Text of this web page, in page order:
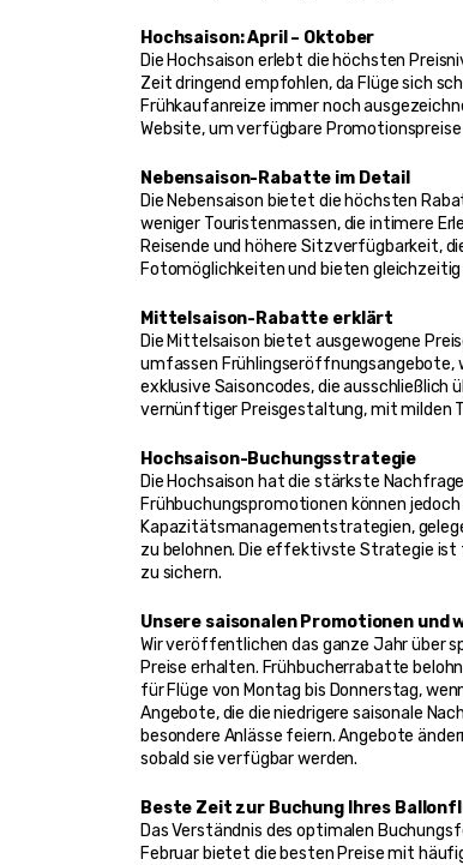
Hochsaison: April – Oktober
Die Hochsaison erlebt die höchsten
Zeit dringend empfohlen, da Flüge sich
Frühkaufanreize immer noch
Website, um verfügbare Promotionspreise
Nebensaison-Rabatte im Detail
Die Nebensaison bietet die höchsten
weniger Touristenmassen, die intimere
Reisende und höhere Sitzverfügbarkeit,
Fotomöglichkeiten und bieten
Mittelsaison-Rabatte erklärt
Die Mittelsaison bietet ausgewogene
umfassen Frühlingseröffnungsangebote,
exklusive Saisoncodes, die
vernünftiger Preisgestaltung, mit milden
Hochsaison-Buchungsstrategie
Die Hochsaison hat die stärkste
Frühbuchungspromotionen können
Kapazitätsmanagementstrategien,
zu belohnen. Die effektivste Strategie ist
zu sichern.
Unsere saisonalen Promotionen und
Wir veröffentlichen das ganze Jahr über
Preise erhalten. Frühbucherrabatte
für Flüge von Montag bis Donnerstag,
Angebote, die die niedrigere saisonale
besondere Anlässe feiern. Angebote
sobald sie verfügbar werden.
Beste Zeit zur Buchung Ihres
Das Verständnis des optimalen
Februar bietet die besten Preise mit